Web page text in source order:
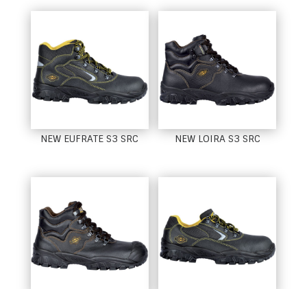
NEW EUFRATE S3 SRC NEW LOIRA S3 SRC